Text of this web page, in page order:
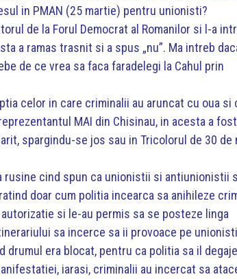
in PMAN (25 martie) pentru unionisti?
de la Forul Democrat al Romanilor si l-a
a ramas trasnit si a spus „nu”. Ma intreb
de ce vrea sa faca faradelegi la Cahul prin
celor in care criminalii au aruncat cu oua si
MAI din Chisinau, in acesta a fost
spargindu-se jos sau in Tricolorul de 30 de
rusine cind spun ca unionistii si antiunionistii
doar cum politia incearca sa anihileze
si le-au permis sa se posteze linga
sa incerce sa ii provoace pe
era blocat, pentru ca politia sa il
iarasi, criminalii au incercat sa